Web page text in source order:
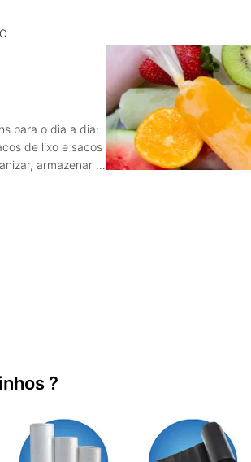
para o dia a dia:
de lixo e sacos
armazenar e
?